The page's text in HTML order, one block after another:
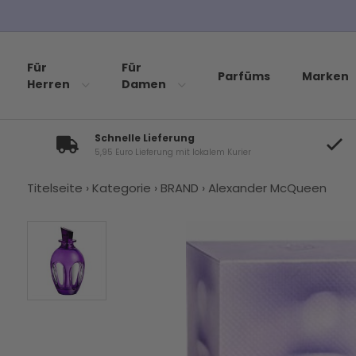
Für
Herren
Für
Damen
Parfüms Marken
Schnelle Lieferung
5,95 Euro Lieferung mit lokalem Kurier
Titelseite › Kategorie › BRAND › Alexander McQueen